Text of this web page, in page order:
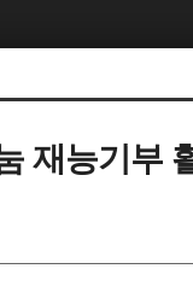
재능기부